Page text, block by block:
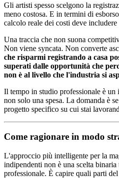
Gli artisti spesso scelgono la
meno costosa. E in termini di
calcolo reale dei costi deve
Una traccia che non suona
Non viene syncata. Non converte
che risparmi registrando a casa
superati dalle opportunità che
non è al livello che l'industria si
Il tempo in studio professionale è
non solo una spesa. La domanda è
progetto specifico su cui stai
Come ragionare in modo
L'approccio più intelligente per la
indipendenti non è una scelta
professionale. È capire quali parti